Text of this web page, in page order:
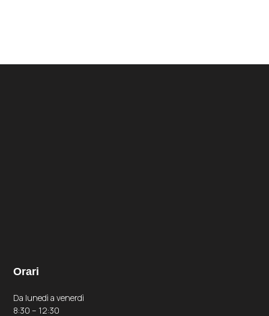
Orari
Da lunedì a venerdì
8:30 – 12:30